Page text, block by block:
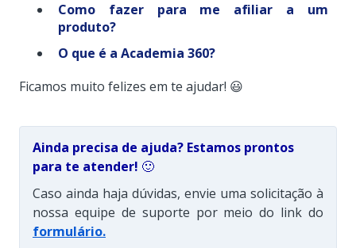
Como fazer para me afiliar a um
produto?
O que é a Academia 360?
Ficamos muito felizes em te ajudar! 😃
Ainda precisa de ajuda? Estamos prontos
para te atender! 🙂
Caso ainda haja dúvidas, envie uma solicitação à
nossa equipe de suporte por meio do link do
formulário.